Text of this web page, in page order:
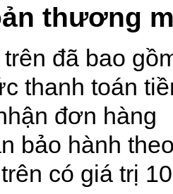
thương
đã bao
thanh toán
đơn hàng
bảo hành
có giá trị